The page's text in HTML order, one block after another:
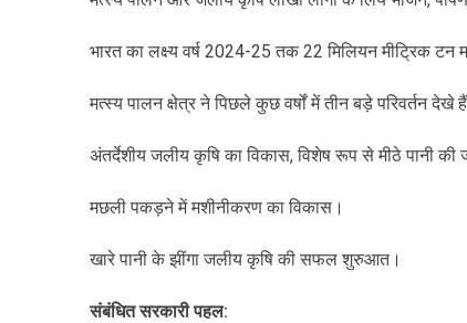
भारत का लक्ष्य वर्ष 2024-25 तक 22 मिलियन मीट्रिक टन
मत्स्य पालन क्षेत्र ने पिछले कुछ वर्षों में तीन बड़े परिवर्तन देखे
अंतर्देशीय जलीय कृषि का विकास, विशेष रूप से मीठे पानी की
मछली पकड़ने में मशीनीकरण का विकास।
खारे पानी के झींगा जलीय कृषि की सफल शुरुआत।
संबंधित सरकारी पहल: